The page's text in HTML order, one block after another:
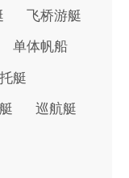
飞桥游艇
单体帆船
艇
巡航艇